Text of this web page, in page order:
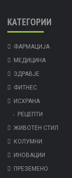
КАТЕГОРИИ
ФАРМАЦИЈА
МЕДИЦИНА
ЗДРАВЈЕ
ФИТНЕС
ИСХРАНА
РЕЦЕПТИ
ЖИВОТЕН СТИЛ
КОЛУМНИ
ИНОВАЦИИ
ПРЕЗЕМЕНО